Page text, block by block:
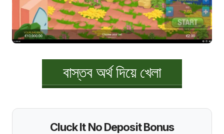
বাস্তব অর্থ দিয়ে খেলা
Cluck It No Deposit Bonus